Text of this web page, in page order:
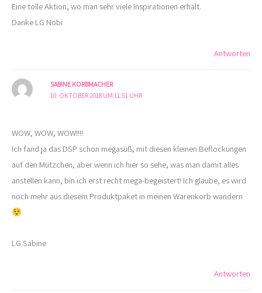
Eine tolle Aktion, wo man sehr viele Inspirationen erhält.
Danke LG Nobi
Antworten
SABINE KORBMACHER
10. OKTOBER 2018 UM 11:51 UHR
WOW, WOW, WOW!!!!
Ich fand ja das DSP schon megasüß, mit diesen kleinen Beflockungen
auf den Mützchen, aber wenn ich hier so sehe, was man damit alles
anstellen kann, bin ich erst recht mega-begeistert! Ich glaube, es wird
noch mehr aus diesem Produktpaket in meinen Warenkorb wandern
LG Sabine
Antworten